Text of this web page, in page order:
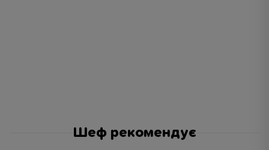
Шеф рекомендує